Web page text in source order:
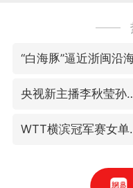
“白海豚”逼近浙闽沿
央视新主播
WTT横